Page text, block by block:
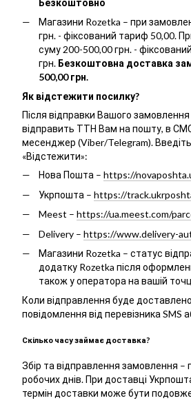
Магазини Rozetka – при
грн. - фіксований тариф 50,00.
суму 200-500,00 грн. -
грн. Безкоштовна доставка
500,00 грн.
Як відстежити посилку?
Після відправки Вашого
відправить ТТН Вам на пошту, в
месенджер (Viber/Telegram).
«Відстежити»:
Нова Пошта – https://
Укрпошта – https://
Meest – https://ua.meest.com/
Delivery – https://www.delivery-
Магазини Rozetka – статус
додатку Rozetka після
також у оператора на вашій
Коли відправлення буде
повідомлення від перевізника SMS
Скілько часу займає доставка?
Збір та відправлення замовлення –
робочих днів. При доставці
термін доставки може бути